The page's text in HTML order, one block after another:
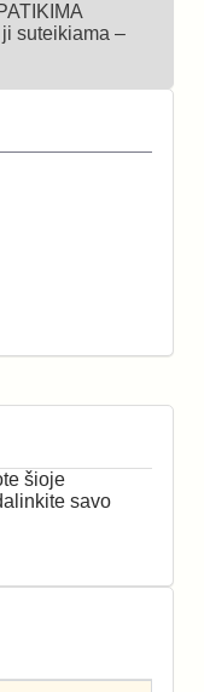
suteikiama –
šioje
savo